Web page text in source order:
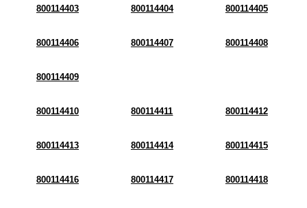
800114403 800114404 800114405
800114406 800114407 800114408
800114409
800114410 800114411 800114412
800114413 800114414 800114415
800114416 800114417 800114418